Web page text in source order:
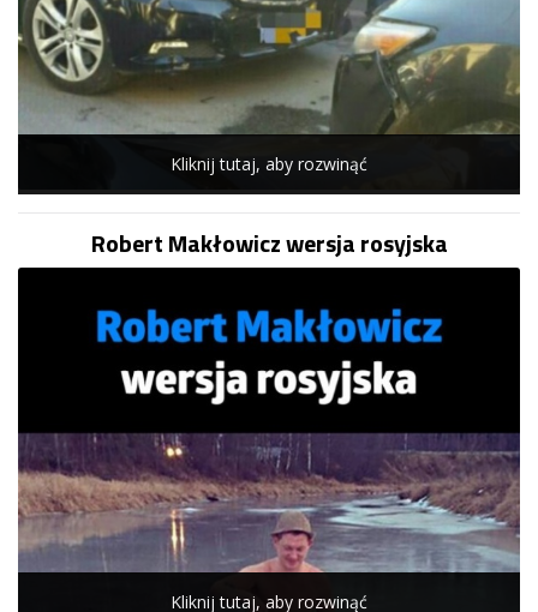
Kliknij tutaj, aby rozwinąć
Robert Makłowicz wersja rosyjska
Kliknij tutaj, aby rozwinąć